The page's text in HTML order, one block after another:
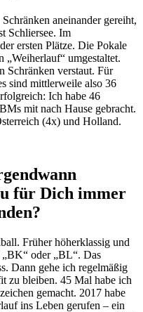
aneinander gereiht,
Schliersee. Im
ersten Plätze. Die Pokale
„Weiherlauf“ umgestaltet.
Schränken verstaut. Für
sind mittlerweile also 36
Ich habe 46
mit nach Hause gebracht.
(4x) und Holland.
für Dich immer
Früher höherklassig und
oder „BL“. Das
Dann gehe ich regelmäßig
zu bleiben. 45 Mal habe ich
gemacht. 2017 habe
ins Leben gerufen – ein